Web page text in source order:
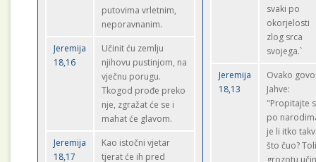
putovima vrletnim,
neporavnanim.
Jeremija
18,16
Učinit ću zemlju
njihovu pustinjom, na
vječnu porugu.
Tkogod prođe preko
nje, zgražat će se i
mahat će glavom.
Jeremija
18,17
Kao istočni vjetar
tjerat će ih pred
svaki po
okorjelosti
zlog srca
svojega.`
Jeremija
18,13
Ovako
Jahve:
"Propitajte
po
je li itko
što čuo?
grozotu